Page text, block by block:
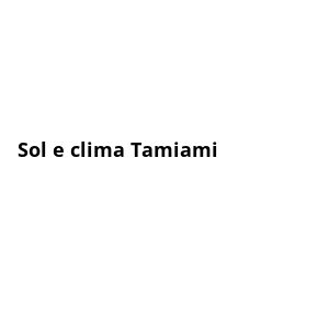
Sol e clima Tamiami